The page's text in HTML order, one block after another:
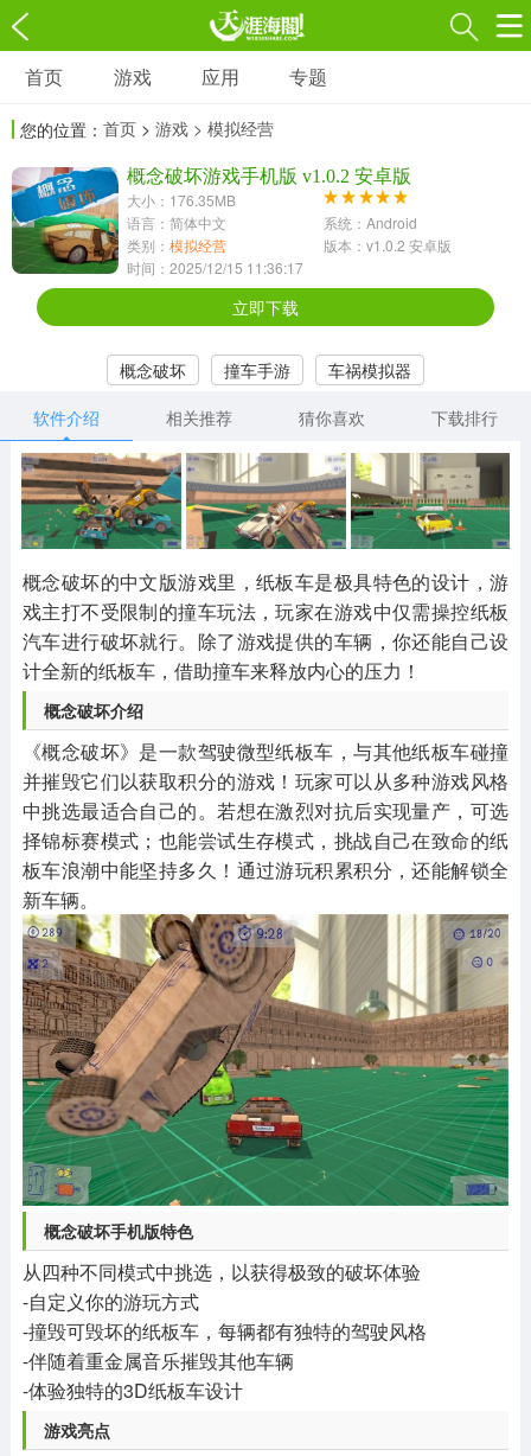
游戏
3697款应用
1597款应用
1789款应用
休闲益智
13387款应用
2196款应用
冒险解谜
1072款应用
418款应用
568款应用
音乐舞蹈
269款应用
2716款应用
515款应用
其他
1654款应用
游戏助手
515款应用
MOD游戏
1056款应用
首页 游戏 应用 专题
您的位置： 首页 > 游戏 > 模拟经营
概念破坏游戏手机版 v1.0.2 安卓版
大小：176.35MB
语言：简体中文
系统：Android
类别： 模拟经营
版本：v1.0.2 安卓版
时间：2025/12/15 11:36:17
立即下载
概念破坏 撞车手游
车祸模拟器
软件介绍
相关推荐 猜你喜欢 下载排行
概念破坏的中文版游戏里，纸板车是极具特色的设计，游
戏主打不受限制的撞车玩法，玩家在游戏中仅需操控纸板
汽车进行破坏就行。除了游戏提供的车辆，你还能自己设
计全新的纸板车，借助撞车来释放内心的压力！
概念破坏介绍
《概念破坏》是一款驾驶微型纸板车，与其他纸板车碰撞
并摧毁它们以获取积分的游戏！玩家可以从多种游戏风格
中挑选最适合自己的。若想在激烈对抗后实现量产，可选
择锦标赛模式；也能尝试生存模式，挑战自己在致命的纸
板车浪潮中能坚持多久！通过游玩积累积分，还能解锁全
新车辆。
概念破坏手机版特色
从四种不同模式中挑选，以获得极致的破坏体验
-自定义你的游玩方式
-撞毁可毁坏的纸板车，每辆都有独特的驾驶风格
-伴随着重金属音乐摧毁其他车辆
-体验独特的3D纸板车设计
游戏亮点